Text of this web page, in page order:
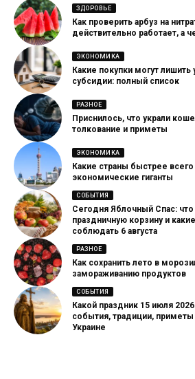
ЗДОРОВЬЕ
Как проверить арбуз на
действительно работает, а
ЭКОНОМИКА
Какие покупки могут
субсидии: полный список
РАЗНОЕ
Приснилось, что украли
толкование и приметы
ЭКОНОМИКА
Какие страны быстрее
экономические гиганты
СОБЫТИЯ
Сегодня Яблочный Спас:
праздничную корзину и
соблюдать 6 августа
РАЗНОЕ
Как сохранить лето в
замораживанию продуктов
СОБЫТИЯ
Какой праздник 15 июля
события, традиции,
Украине